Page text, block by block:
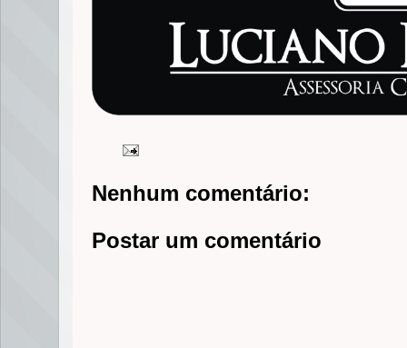
Nenhum comentário:
Postar um comentário